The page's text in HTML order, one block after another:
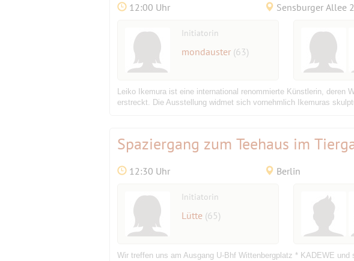
12:00 Uhr Sensburger Allee
Initiatorin
mondauster (63)
Leiko Ikemura ist eine international renommierte Künstlerin, deren
erstreckt. Die Ausstellung widmet sich vornehmlich Ikemuras
Spaziergang zum Teehaus im
12:30 Uhr Berlin
Initiatorin
Lütte (65)
Wir treffen uns am Ausgang U-Bhf Wittenbergplatz * KADEWE